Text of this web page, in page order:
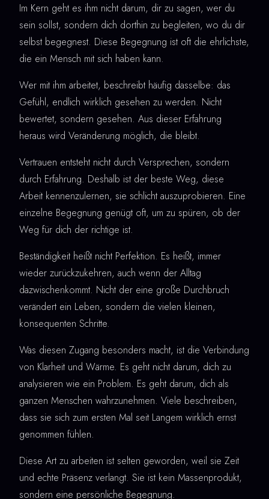
Im Kern geht es ihm nicht darum, dir zu sagen, wer du
sein sollst, sondern dich dorthin zu begleiten, wo du dir
selbst begegnest. Diese Begegnung ist oft die ehrlichste,
die ein Mensch mit sich haben kann.
Wer mit ihm arbeitet, beschreibt häufig dasselbe: das
Gefühl, endlich wirklich gesehen zu werden. Nicht
bewertet, sondern gesehen. Aus dieser Erfahrung
heraus wird Veränderung möglich, die bleibt.
Vertrauen entsteht nicht durch Versprechen, sondern
durch Erfahrung. Deshalb ist der beste Weg, diese
Arbeit kennenzulernen, sie schlicht auszuprobieren. Eine
einzelne Begegnung genügt oft, um zu spüren, ob der
Weg für dich der richtige ist.
Beständigkeit heißt nicht Perfektion. Es heißt, immer
wieder zurückzukehren, auch wenn der Alltag
dazwischenkommt. Nicht der eine große Durchbruch
verändert ein Leben, sondern die vielen kleinen,
konsequenten Schritte.
Was diesen Zugang besonders macht, ist die Verbindung
von Klarheit und Wärme. Es geht nicht darum, dich zu
analysieren wie ein Problem. Es geht darum, dich als
ganzen Menschen wahrzunehmen. Viele beschreiben,
dass sie sich zum ersten Mal seit Langem wirklich ernst
genommen fühlen.
Diese Art zu arbeiten ist selten geworden, weil sie Zeit
und echte Präsenz verlangt. Sie ist kein Massenprodukt,
sondern eine persönliche Begegnung.